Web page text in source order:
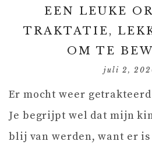
EEN LEUKE
TRAKTATIE,
OM TE
juli 2,
Er mocht weer
Je begrijpt wel dat mijn
blij van werden, want er